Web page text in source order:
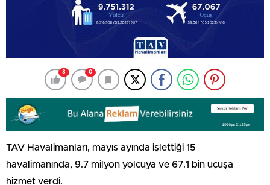
3 0
TAV Havalimanları, mayıs ayında işlettiği 15
havalimanında, 9.7 milyon yolcuya ve 67.1 bin uçuşa
hizmet verdi.